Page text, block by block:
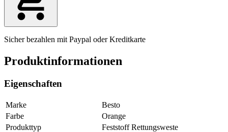
Sicher bezahlen mit Paypal oder Kreditkarte
Produktinformationen
Eigenschaften
Marke
Besto
Farbe
Orange
Produkttyp
Feststoff Rettungsweste